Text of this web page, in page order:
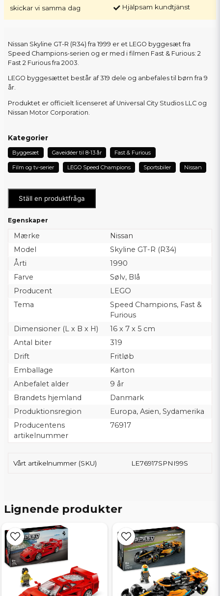
skickar vi samma dag
Hjälpsam kundtjänst
Nissan Skyline GT-R (R34) fra 1999 er et LEGO byggesæt fra
Speed Champions-serien og er med i filmen Fast & Furious: 2
Fast 2 Furious fra 2003.
LEGO byggesættet består af 319 dele og anbefales til børn fra 9
år.
Produktet er officielt licenseret af Universal City Studios LLC og
Nissan Motor Corporation.
Kategorier
Byggesæt Gaveidéer til 8-13 år Fast & Furious
Film og tv-serier LEGO Speed Champions Sportsbiler Nissan
Ställ en produktfråga
Egenskaper
Mærke
Nissan
Model
Skyline GT-R (R34)
Årti
1990
Farve
Sølv, Blå
Producent
LEGO
Tema
Speed Champions, Fast &
Furious
Dimensioner (L x B x H)
16 x 7 x 5 cm
Antal biter
319
Drift
Fritløb
Emballage
Karton
Anbefalet alder
9 år
Brandets hjemland
Danmark
Produktionsregion
Europa, Asien, Sydamerika
Producentens
artikelnummer
76917
Vårt artikelnummer (SKU) LE76917SPNI99S
Lignende produkter